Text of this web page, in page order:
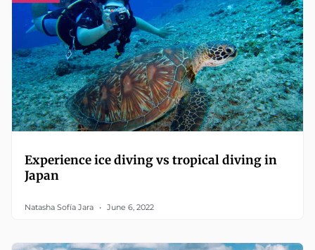
Experience ice diving vs tropical diving in
Japan
Natasha Sofía Jara June 6, 2022